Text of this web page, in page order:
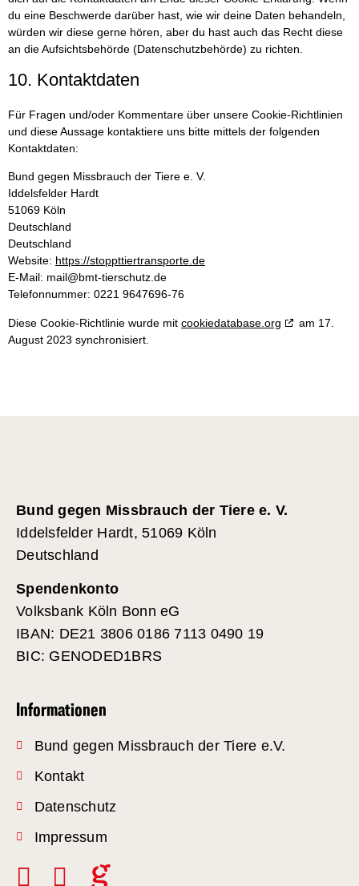
du eine Beschwerde darüber hast, wie wir deine Daten behandeln,
würden wir diese gerne hören, aber du hast auch das Recht diese
an die Aufsichtsbehörde (Datenschutzbehörde) zu richten.
10. Kontaktdaten
Für Fragen und/oder Kommentare über unsere Cookie-Richtlinien
und diese Aussage kontaktiere uns bitte mittels der folgenden
Kontaktdaten:
Bund gegen Missbrauch der Tiere e. V.
Iddelsfelder Hardt
51069 Köln
Deutschland
Deutschland
Website: https://stoppttiertransporte.de
E-Mail: mail@bmt-tierschutz.de
Telefonnummer: 0221 9647696-76
Diese Cookie-Richtlinie wurde mit cookiedatabase.org
am 17.
August 2023 synchronisiert.
Bund gegen Missbrauch der Tiere e. V.
Iddelsfelder Hardt, 51069 Köln
Deutschland
Spendenkonto
Volksbank Köln Bonn eG
IBAN: DE21 3806 0186 7113 0490 19
BIC: GENODED1BRS
Informationen
Bund gegen Missbrauch der Tiere e.V.
Kontakt
Datenschutz
Impressum